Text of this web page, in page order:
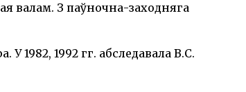
валам. З паўночна-заходняга
У 1982, 1992 гг. абследавала В.С.